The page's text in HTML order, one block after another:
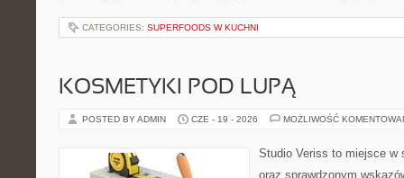
CATEGORIES: SUPERFOODS W KUCHNI
KOSMETYKI POD LUPĄ
POSTED BY ADMIN CZE - 19 - 2026 MOŻLIWOŚĆ
Studio Veriss to miejsce w
oraz sprawdzonym